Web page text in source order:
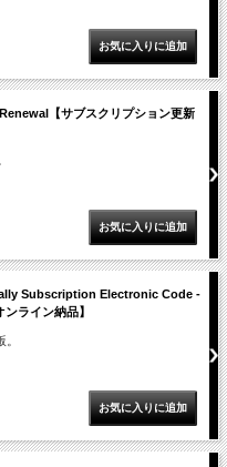
【サブスクリプション更新
Subscription Electronic Code -
ライン納品】